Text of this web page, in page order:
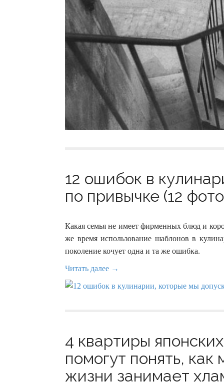
12 ошибок в
по привычке (12
Какая семья не имеет фирменных блюд и
же время использование шаблонов в
поколение кочует одна и та же ошибка.
Читать далее →
4 квартиры
помогут понять,
жизни занимает